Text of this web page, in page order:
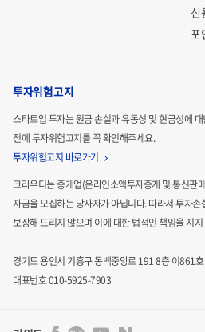
신
포
투자위험고지
스타트업 투자는 원금 손실과 유동성 및 현금성에
전에 투자위험고지를 꼭 확인해주세요.
투자위험고지 바로가기
크라우디는 중개업(온라인소액투자중개 및 통신판
자금을 모집하는당사자가 아닙니다. 따라서 투자손
보장해 드리지 않으며 이에 대한 법적인 책임을 지
경기도 용인시 기흥구 동백중앙로 191 8층 이861호
대표번호 010-5925-7903